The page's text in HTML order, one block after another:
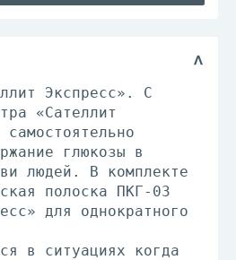
Экспресс». С
«Сателлит
глюкозы в
людей. В комплекте
полоска ПКГ-03
для однократного
в ситуациях когда